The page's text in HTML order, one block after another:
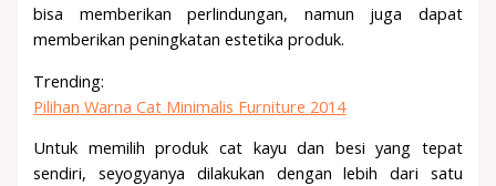
bisa memberikan perlindungan, namun juga dapat
memberikan peningkatan estetika produk.
Trending:
Pilihan Warna Cat Minimalis Furniture 2014
Untuk memilih produk cat kayu dan besi yang tepat
sendiri, seyogyanya dilakukan dengan lebih dari satu